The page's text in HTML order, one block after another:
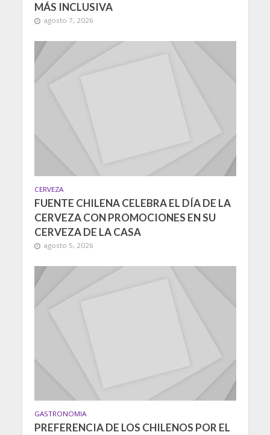
MÁS INCLUSIVA
agosto 7, 2026
CERVEZA
FUENTE CHILENA CELEBRA EL DÍA DE LA
CERVEZA CON PROMOCIONES EN SU
CERVEZA DE LA CASA
agosto 5, 2026
GASTRONOMIA
PREFERENCIA DE LOS CHILENOS POR EL